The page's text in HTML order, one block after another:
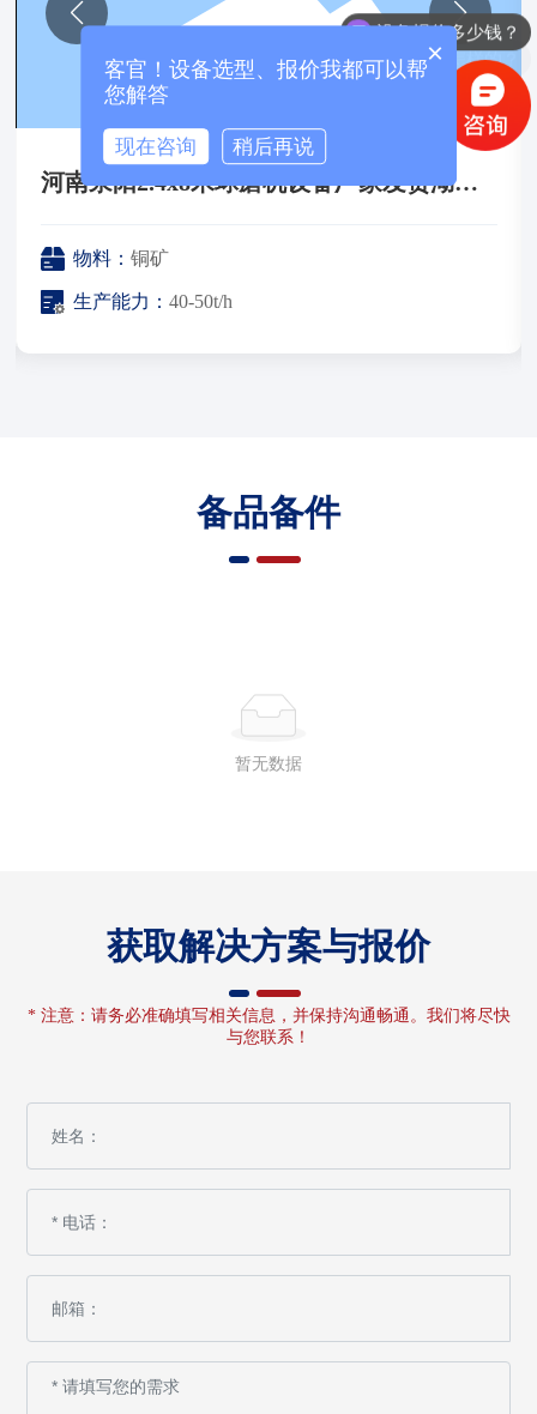
河南荥阳2.4x8米球磨机设备厂家发货湖南
物料： 铜矿
生产能力： 40-50t/h
备品备件
暂无数据
获取解决方案与报价
* 注意：请务必准确填写相关信息，并保持沟通畅通。我们将尽快
与您联系！
付款方式是怎样的？
×
客官！设备选型、报价我都可以帮
您解答
现在咨询 稍后再说